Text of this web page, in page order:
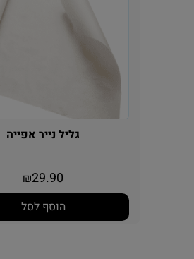
גליל נייר אפייה
₪29.90
הוסף לסל